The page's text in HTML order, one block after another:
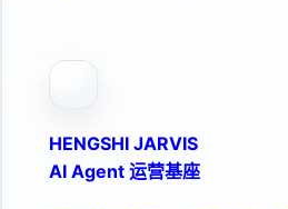
HENGSHI JARVIS
AI Agent 运营基座